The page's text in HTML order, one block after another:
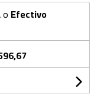
o Efectivo